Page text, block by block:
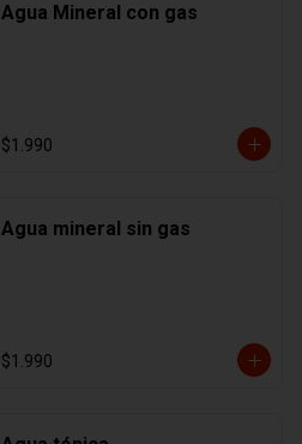
Agua Mineral con gas
$1.990
Agua mineral sin gas
$1.990